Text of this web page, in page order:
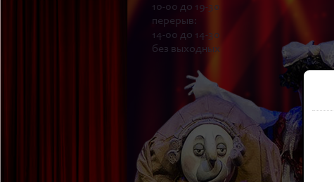
10-00 до 19-30
перерыв:
14-00 до 14-30
без выходных